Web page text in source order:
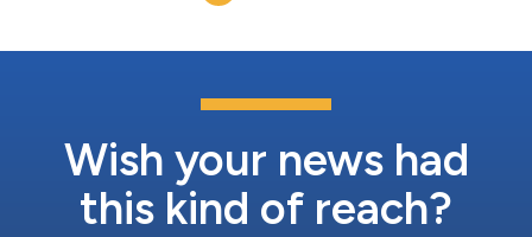
Wish your news had
this kind of reach?